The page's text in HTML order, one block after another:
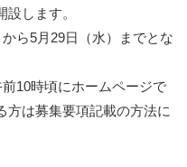
します。
ら5月29日（水）までとな
10時頃にホームページで
方は募集要項記載の方法に